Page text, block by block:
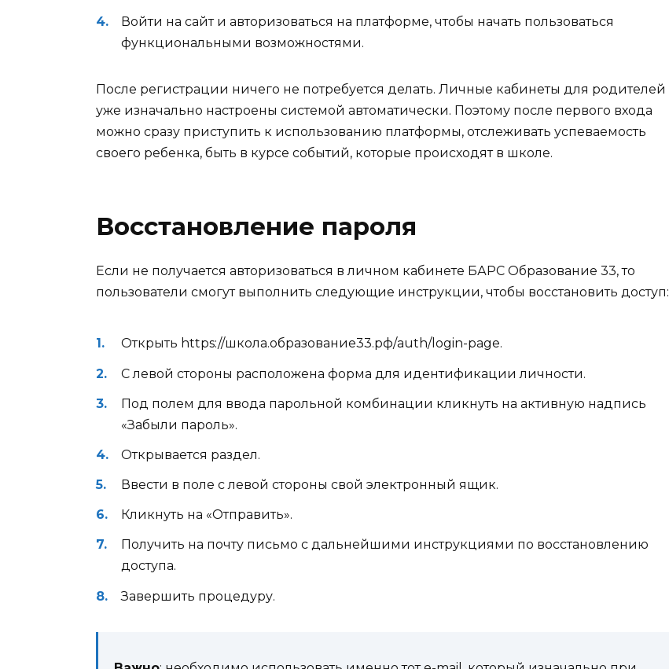
Войти на сайт и авторизоваться на платформе, чтобы начать пользоваться
функциональными возможностями.
После регистрации ничего не потребуется делать. Личные кабинеты для родителей
уже изначально настроены системой автоматически. Поэтому после первого входа
можно сразу приступить к использованию платформы, отслеживать успеваемость
своего ребенка, быть в курсе событий, которые происходят в школе.
Восстановление пароля
Если не получается авторизоваться в личном кабинете БАРС Образование 33, то
пользователи смогут выполнить следующие инструкции, чтобы восстановить доступ:
Открыть https://школа.образование33.рф/auth/login-page.
С левой стороны расположена форма для идентификации личности.
Под полем для ввода парольной комбинации кликнуть на активную надпись
«Забыли пароль».
Открывается раздел.
Ввести в поле с левой стороны свой электронный ящик.
Кликнуть на «Отправить».
Получить на почту письмо с дальнейшими инструкциями по восстановлению
доступа.
Завершить процедуру.